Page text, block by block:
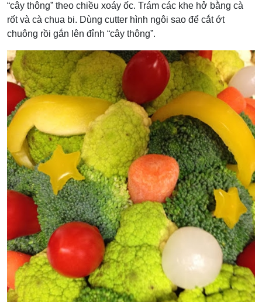
“cây thông” theo chiều xoáy ốc. Trám các khe hở bằng cà
rốt và cà chua bi. Dùng cutter hình ngôi sao để cắt ớt
chuông rồi gắn lên đỉnh “cây thông”.